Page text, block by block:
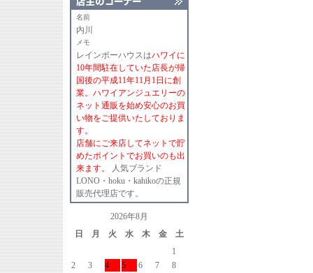
名前
内川
メモ
レインボーハウスはハワイに
10年間駐在していた店長が帰
国後の平成11年11月1日に創
業。ハワイアンジュエリーの
ネット通販を始め安心のお買
い物をご提供いたしておりま
す。
店舗にご来店してネットで貯
めたポイントでお買いのも出
来ます。
人気ブランド
LONO・hoku・kahikoの正規
販売代理店です。
2026年8月
日
月 火 水 木 金
土
1
2
3 4 5 6 7
8